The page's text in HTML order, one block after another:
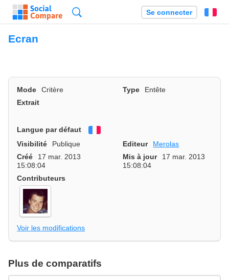
Se connecter
Ecran
Mode Critère Type
Entête
Extrait
Langue par défaut
Visibilité
Publique Editeur
Merolas
Créé
17 mar. 2013
15:08:04
Mis à jour
17 mar. 2013
15:08:04
Contributeurs
Voir les modifications
Plus de comparatifs